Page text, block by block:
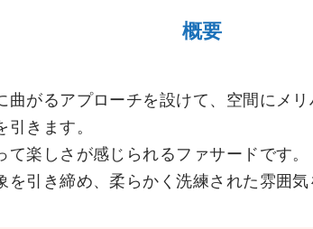
概要
がるアプローチを設けて、空間にメ
きます。
楽しさが感じられるファサードです。
引き締め、柔らかく洗練された雰囲気